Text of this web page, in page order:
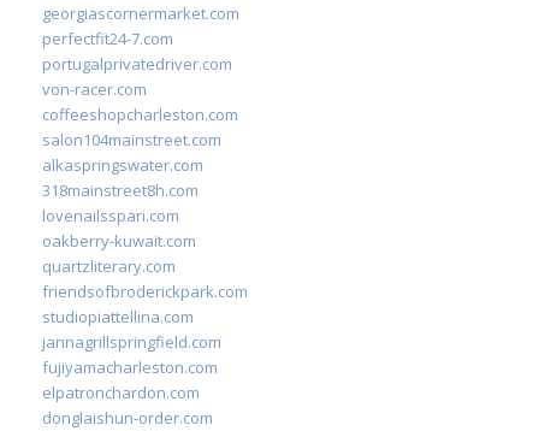
georgiascornermarket.com
perfectfit24-7.com
portugalprivatedriver.com
von-racer.com
coffeeshopcharleston.com
salon104mainstreet.com
alkaspringswater.com
318mainstreet8h.com
lovenailsspari.com
oakberry-kuwait.com
quartzliterary.com
friendsofbroderickpark.com
studiopiattellina.com
jannagrillspringfield.com
fujiyamacharleston.com
elpatronchardon.com
donglaishun-order.com